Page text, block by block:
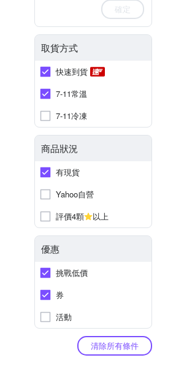
確定
取貨方式
快速到貨
7-11常溫
7-11冷凍
商品狀況
有現貨
Yahoo自營
評價4顆
以上
優惠
挑戰低價
券
活動
清除所有條件